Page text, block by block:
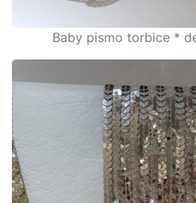
Baby pismo torbice *